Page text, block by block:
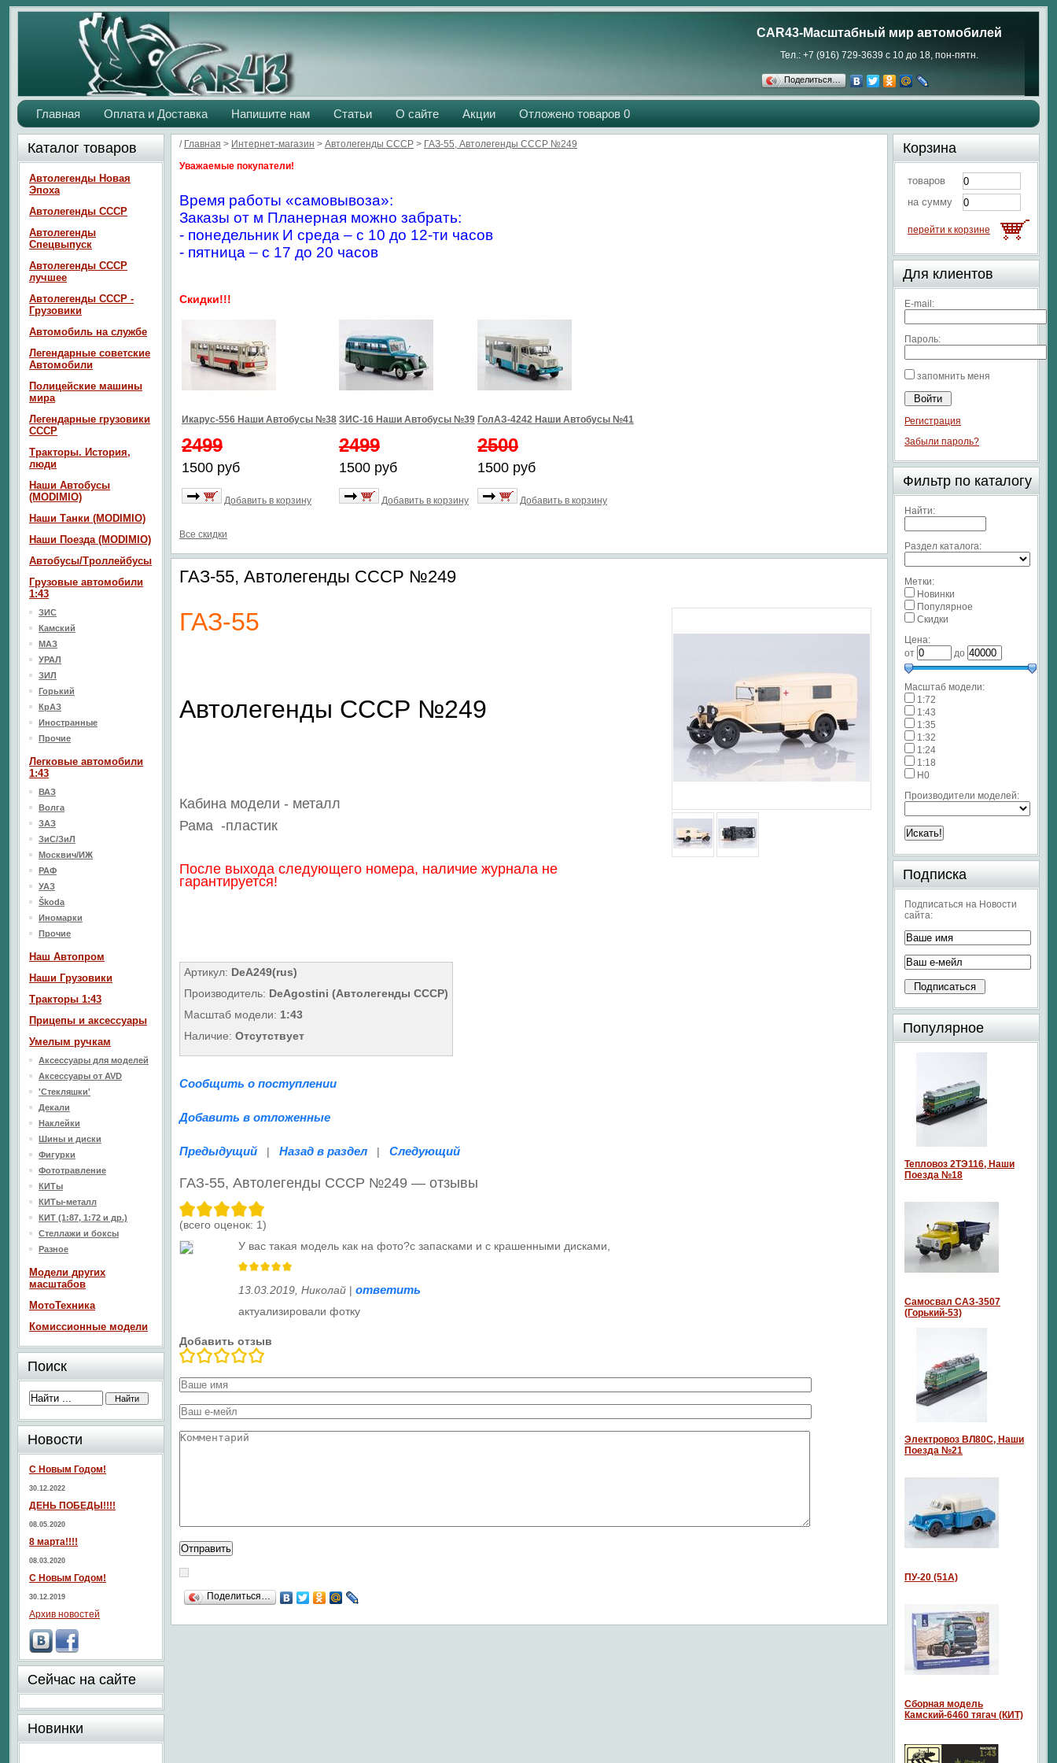
CAR43-Масштабный мир автомобилей
Тел.: +7 (916) 729-3639 с 10 до 18, пон-пятн.
Поделиться…
Главная Оплата и Доставка Напишите нам Статьи О сайте Акции Отложено товаров 0
/ Главная > Интернет-магазин > Автолегенды СССР > ГАЗ-55, Автолегенды СССР №249
Уважаемые покупатели!
Время работы «самовывоза»:
Заказы от м Планерная можно забрать:
- понедельник И среда – с 10 до 12-ти часов
- пятница – с 17 до 20 часов
Скидки!!!
Икарус-556 Наши Автобусы №38
2499
1500 руб
Добавить в корзину
ЗИС-16 Наши Автобусы №39
2499
1500 руб
Добавить в корзину
ГолАЗ-4242 Наши Автобусы №41
2500
1500 руб
Добавить в корзину
Все скидки
ГАЗ-55, Автолегенды СССР №249
ГАЗ-55
Автолегенды СССР №249
Кабина модели - металл
Рама -пластик
После выхода следующего номера, наличие журнала не
гарантируется!
Артикул: DeA249(rus)
Производитель: DeAgostini (Автолегенды СССР)
Масштаб модели: 1:43
Наличие: Отсутствует
Сообщить о поступлении
Добавить в отложенные
Предыдущий | Назад в раздел | Следующий
ГАЗ-55, Автолегенды СССР №249 — отзывы
(всего оценок: 1)
У вас такая модель как на фото?с запасками и с крашенными дисками,
13.03.2019 Николай | ответить
актуализировали фотку
Добавить отзыв
Поделиться…
Каталог товаров
Автолегенды Новая
Эпоха
Автолегенды СССР
Автолегенды
Спецвыпуск
Автолегенды СССР
лучшее
Автолегенды СССР -
Грузовики
Автомобиль на службе
Легендарные советские
Автомобили
Полицейские машины
мира
Легендарные грузовики
СССР
Тракторы. История,
люди
Наши Автобусы
(MODIMIO)
Наши Танки (MODIMIO)
Наши Поезда (MODIMIO)
Автобусы/Троллейбусы
Грузовые автомобили
1:43
ЗИС
Камский
МАЗ
УРАЛ
ЗИЛ
Горький
КрАЗ
Иностранные
Прочие
Легковые автомобили
1:43
ВАЗ
Волга
ЗАЗ
ЗиС/ЗиЛ
Москвич/ИЖ
РАФ
УАЗ
Škoda
Иномарки
Прочие
Наш Aвтопром
Наши Грузовики
Тракторы 1:43
Прицепы и аксессуары
Умелым ручкам
Аксессуары для моделей
Аксессуары от AVD
'Стекляшки'
Декали
Наклейки
Шины и диски
Фигурки
Фототравление
КИТы
КИТы-металл
КИТ (1:87, 1:72 и др.)
Стеллажи и боксы
Разное
Модели других
масштабов
МотоТехника
Комиссионные модели
Поиск
Новости
С Новым Годом!
30.12.2022
ДЕНЬ ПОБЕДЫ!!!!
08.05.2020
8 марта!!!!
08.03.2020
С Новым Годом!
30.12.2019
Архив новостей
Сейчас на сайте
Новинки
Корзина
товаров
на сумму
перейти к корзине
Для клиентов
E-mail:
Пароль:
запомнить меня
Регистрация
Забыли пароль?
Фильтр по каталогу
Найти:
Раздел каталога:
Метки:
Новинки
Популярное
Скидки
Цена:
от
до
Масштаб модели:
1:72
1:43
1:35
1:32
1:24
1:18
H0
Производители моделей:
Подписка
Подписаться на Новости
сайта:
Популярное
Тепловоз 2ТЭ116, Наши
Поезда №18
Самосвал САЗ-3507
(Горький-53)
Электровоз ВЛ80С, Наши
Поезда №21
ПУ-20 (51А)
Сборная модель
Камский-6460 тягач (КИТ)